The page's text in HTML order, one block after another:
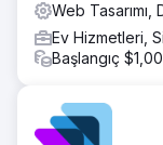
Web Tasarımı,
Ev Hizmetleri,
Başlangıç